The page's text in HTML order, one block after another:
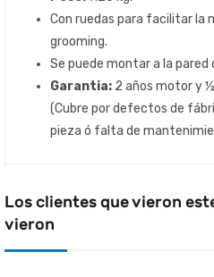
Con ruedas para facilitar la
grooming.
Se puede montar a la pared
Garantia: 2 años motor y
(Cubre por defectos de
pieza ó falta de
Los clientes que vieron
vieron